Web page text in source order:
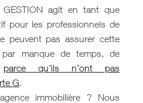
GESTION agit en tant que
pour les professionnels de
peuvent pas assurer cette
par manque de temps, de
parce qu’ils n’ont pas
G.
immobilière ? Nous